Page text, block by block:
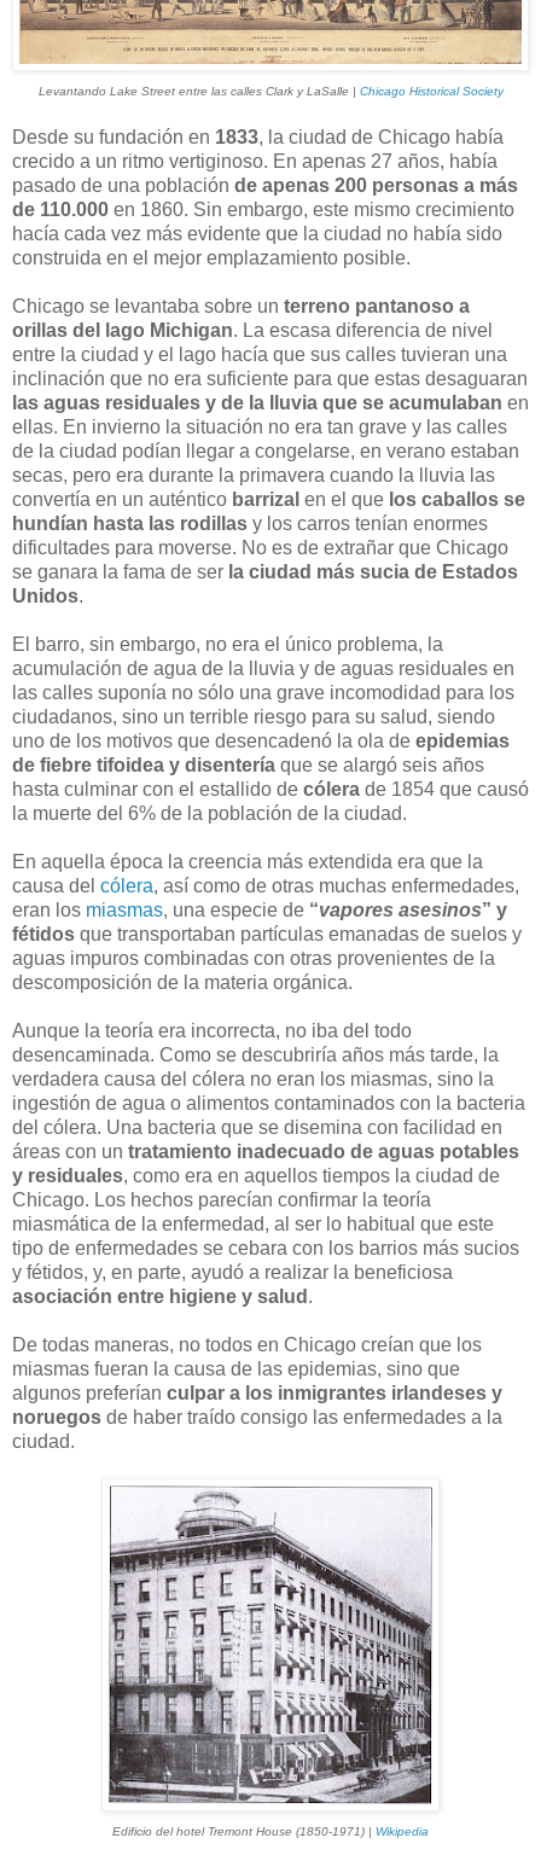
Levantando Lake Street entre las calles Clark y LaSalle | Chicago Historical Society
Desde su fundación en 1833, la ciudad de Chicago había
crecido a un ritmo vertiginoso. En apenas 27 años, había
pasado de una población de apenas 200 personas a más
de 110.000 en 1860. Sin embargo, este mismo crecimiento
hacía cada vez más evidente que la ciudad no había sido
construida en el mejor emplazamiento posible.
Chicago se levantaba sobre un terreno pantanoso a
orillas del lago Michigan. La escasa diferencia de nivel
entre la ciudad y el lago hacía que sus calles tuvieran una
inclinación que no era suficiente para que estas desaguaran
las aguas residuales y de la lluvia que se acumulaban en
ellas. En invierno la situación no era tan grave y las calles
de la ciudad podían llegar a congelarse, en verano estaban
secas, pero era durante la primavera cuando la lluvia las
convertía en un auténtico barrizal en el que los caballos se
hundían hasta las rodillas y los carros tenían enormes
dificultades para moverse. No es de extrañar que Chicago
se ganara la fama de ser la ciudad más sucia de Estados
Unidos.
El barro, sin embargo, no era el único problema, la
acumulación de agua de la lluvia y de aguas residuales en
las calles suponía no sólo una grave incomodidad para los
ciudadanos, sino un terrible riesgo para su salud, siendo
uno de los motivos que desencadenó la ola de epidemias
de fiebre tifoidea y disentería que se alargó seis años
hasta culminar con el estallido de cólera de 1854 que causó
la muerte del 6% de la población de la ciudad.
En aquella época la creencia más extendida era que la
causa del cólera, así como de otras muchas enfermedades,
eran los miasmas, una especie de “vapores asesinos” y
fétidos que transportaban partículas emanadas de suelos y
aguas impuros combinadas con otras provenientes de la
descomposición de la materia orgánica.
Aunque la teoría era incorrecta, no iba del todo
desencaminada. Como se descubriría años más tarde, la
verdadera causa del cólera no eran los miasmas, sino la
ingestión de agua o alimentos contaminados con la bacteria
del cólera. Una bacteria que se disemina con facilidad en
áreas con un tratamiento inadecuado de aguas potables
y residuales, como era en aquellos tiempos la ciudad de
Chicago. Los hechos parecían confirmar la teoría
miasmática de la enfermedad, al ser lo habitual que este
tipo de enfermedades se cebara con los barrios más sucios
y fétidos, y, en parte, ayudó a realizar la beneficiosa
asociación entre higiene y salud .
De todas maneras, no todos en Chicago creían que los
miasmas fueran la causa de las epidemias, sino que
algunos preferían culpar a los inmigrantes irlandeses y
noruegos de haber traído consigo las enfermedades a la
ciudad.
Edificio del hotel Tremont House (1850-1971) | Wikipedia